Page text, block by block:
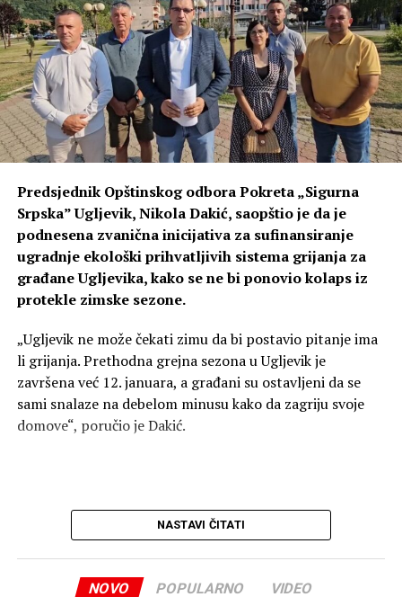
Predsjednik Opštinskog odbora Pokreta „Sigurna
Srpska” Ugljevik, Nikola Dakić, saopštio je da je
podnesena zvanična inicijativa za sufinansiranje
ugradnje ekološki prihvatljivih sistema grijanja za
građane Ugljevika, kako se ne bi ponovio kolaps iz
protekle zimske sezone.
„Ugljevik ne može čekati zimu da bi postavio pitanje ima
li grijanja. Prethodna grejna sezona u Ugljevik je
završena već 12. januara, a građani su ostavljeni da se
sami snalaze na debelom minusu kako da zagriju svoje
domove“, poručio je Dakić.
NASTAVI ČITATI
NOVO POPULARNO VIDEO